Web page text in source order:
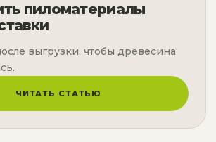
пиломатериалы
выгрузки, чтобы древесина
ЧИТАТЬ СТАТЬЮ